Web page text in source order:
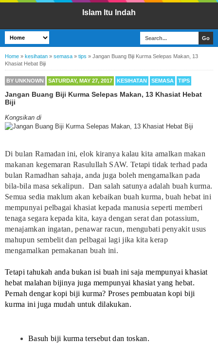
Islam Itu Indah
Home » kesihatan » semasa » tips » Jangan Buang Biji Kurma Selepas Makan, 13
Khasiat Hebat Biji
BY UNKNOWN SATURDAY, MAY 27, 2017 KESIHATAN SEMASA TIPS
Jangan Buang Biji Kurma Selepas Makan, 13 Khasiat Hebat
Biji
Kongsikan di
Di bulan Ramadan ini, elok kiranya kalau kita amalkan makan
makanan kegemaran Rasulullah SAW. Tetapi tidak terhad pada
bulan Ramadhan sahaja, anda juga boleh mengamalkan pada
bila-bila masa sekalipun. Dan salah satunya adalah buah kurma.
Semua sedia maklum akan kebaikan buah kurma, buah hebat ini
mempunyai pelbagai khasiat kepada manusia seperti memberi
tenaga segara kepada kita, kaya dengan serat dan potassium,
menajamkan ingatan, penawar racun, mengubati penyakit usus
mahupun sembelit dan pelbagai lagi jika kita kerap
mengamalkan pemakanan buah ini.
Tetapi tahukah anda bukan isi buah ini saja mempunyai khasiat
hebat malahan bijinya juga mempunyai khasiat yang hebat.
Pernah dengar kopi biji kurma? Proses pembuatan kopi biji
kurma ini juga mudah untuk dilakukan.
Basuh biji kurma tersebut dan toskan.